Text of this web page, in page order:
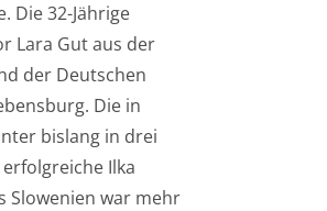
Die 32-Jährige
Lara Gut aus der
der Deutschen
Die in
bislang in drei
Ilka
Slowenien war mehr